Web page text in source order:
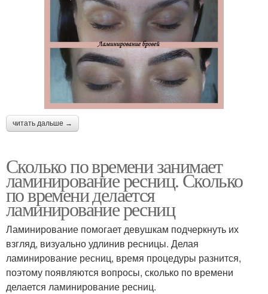
читать дальше →
Сколько по времени занимает
ламинирование ресниц. Сколько
по времени делается
ламинирование ресниц
Ламинирование помогает девушкам подчеркнуть их
взгляд, визуально удлинив ресницы. Делая
ламинирование ресниц, время процедуры разнится,
поэтому появляются вопросы, сколько по времени
делается ламинирование ресниц.